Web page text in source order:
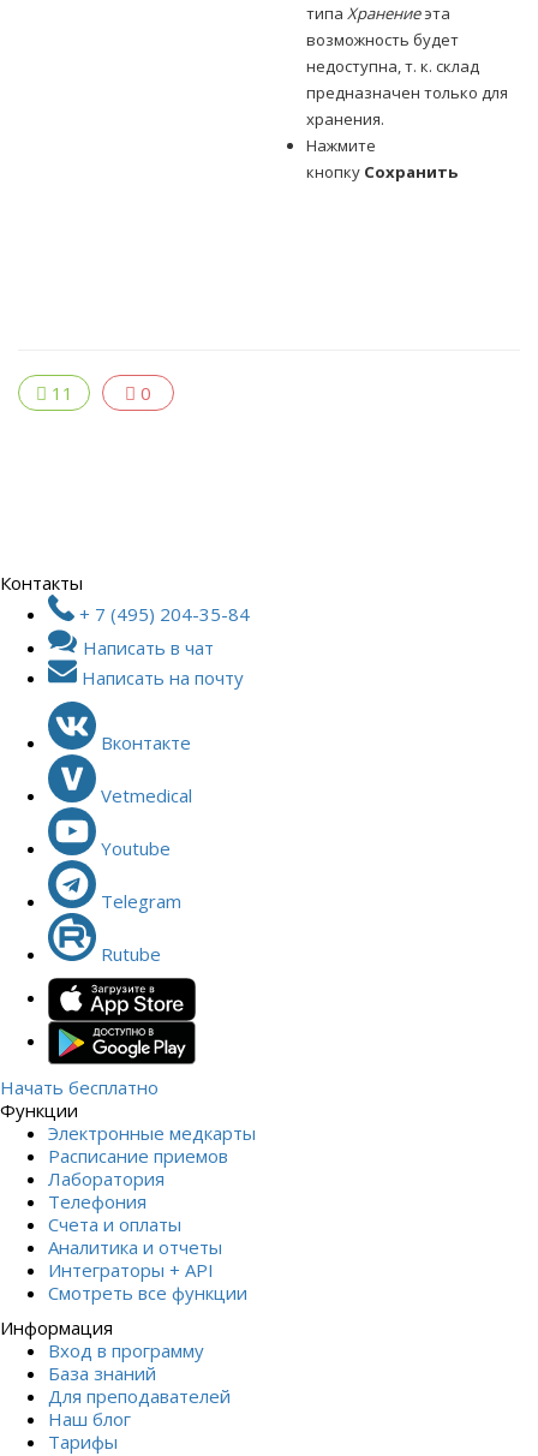
типа Хранениеэта
возможность будет
недоступна, т. к. склад
предназначен только для
хранения.
Нажмите
кнопку Сохранить
11 0
Контакты
+ 7 (495) 204-35-84
Написать в чат
Написать на почту
Вконтакте
Vetmedical
Youtube
Telegram
Rutube
Начать бесплатно
Функции
Электронные медкарты
Расписание приемов
Лаборатория
Телефония
Счета и оплаты
Аналитика и отчеты
Интеграторы + API
Смотреть все функции
Информация
Вход в программу
База знаний
Для преподавателей
Наш блог
Тарифы